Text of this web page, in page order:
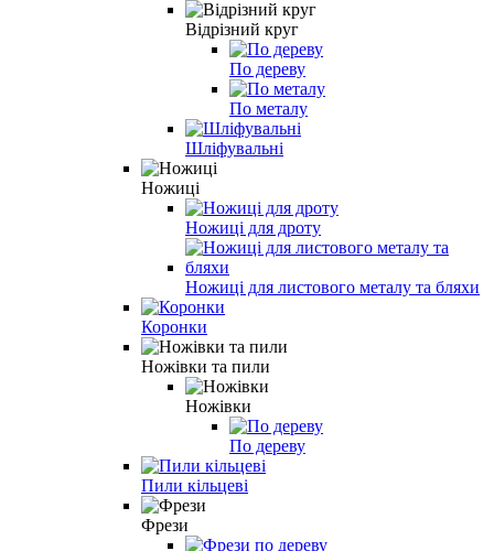
Відрізний круг
По дереву
По металу
Шліфувальні
Ножиці
Ножиці для дроту
Ножиці для листового металу та бляхи
Коронки
Ножівки та пили
Ножівки
По дереву
Пили кільцеві
Фрези